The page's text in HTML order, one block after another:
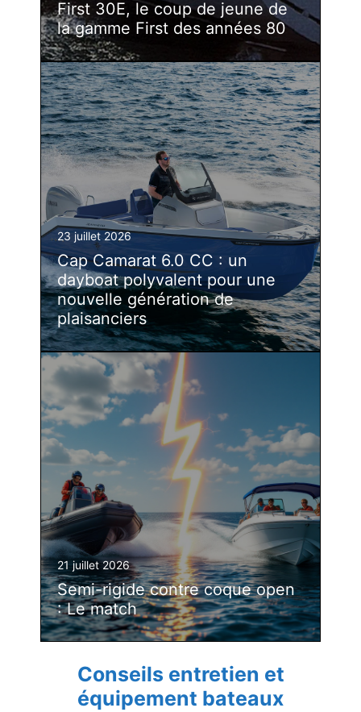
First 30E, le coup de jeune de
la gamme First des années 80
23 juillet 2026
Cap Camarat 6.0 CC : un
dayboat polyvalent pour une
nouvelle génération de
plaisanciers
21 juillet 2026
Semi-rigide contre coque open
: Le match
Conseils entretien et
équipement bateaux